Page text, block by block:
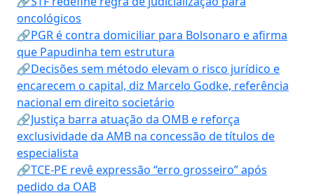
oncológicos
🔗PGR é contra domiciliar para Bolsonaro e afirma
que Papudinha tem estrutura
🔗Decisões sem método elevam o risco jurídico e
encarecem o capital, diz Marcelo Godke, referência
nacional em direito societário
🔗Justiça barra atuação da OMB e reforça
exclusividade da AMB na concessão de títulos de
especialista
🔗TCE-PE revê expressão “erro grosseiro” após
pedido da OAB